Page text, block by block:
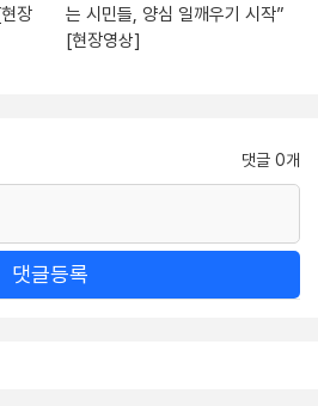
장
는 시민들, 양심 일깨우기 시작”
[현장영상]
댓글 0개
댓글등록